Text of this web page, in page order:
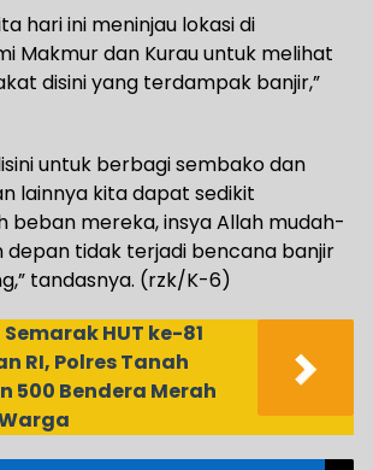
hari ini meninjau lokasi di
Makmur dan Kurau untuk melihat
disini yang terdampak banjir,”
untuk berbagi sembako dan
lainnya kita dapat sedikit
beban mereka, insya Allah mudah-
depan tidak terjadi bencana banjir
tandasnya. (rzk/K-6)
Semarak HUT ke-81
RI, Polres Tanah
500 Bendera Merah